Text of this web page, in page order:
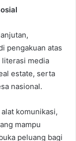
pengakuan atas
literasi media
estate, serta
nasional.
komunikasi,
mampu
peluang bagi